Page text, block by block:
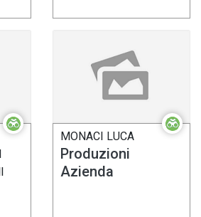
MONACI LUCA
Produzioni
Azienda